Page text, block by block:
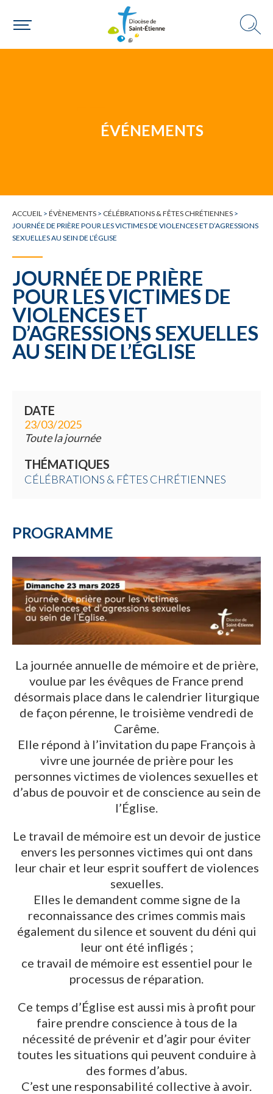
Une personne
ÉVÉNEMENTS
ACCUEIL > ÉVÈNEMENTS > CÉLÉBRATIONS & FÊTES CHRÉTIENNES >
JOURNÉE DE PRIÈRE POUR LES VICTIMES DE VIOLENCES ET D’AGRESSIONS
SEXUELLES AU SEIN DE L’ÉGLISE
JOURNÉE DE PRIÈRE
POUR LES VICTIMES DE
VIOLENCES ET
D’AGRESSIONS SEXUELLES
AU SEIN DE L’ÉGLISE
DATE
23/03/2025
Toute la journée
THÉMATIQUES
CÉLÉBRATIONS & FÊTES CHRÉTIENNES
PROGRAMME
La journée annuelle de mémoire et de prière,
voulue par les évêques de France prend
désormais place dans le calendrier liturgique
de façon pérenne, le troisième vendredi de
Carême.
Elle répond à l’invitation du pape François à
vivre une journée de prière pour les
personnes victimes de violences sexuelles et
d’abus de pouvoir et de conscience au sein de
l’Église.
Le travail de mémoire est un devoir de justice
envers les personnes victimes qui ont dans
leur chair et leur esprit souffert de violences
sexuelles.
Elles le demandent comme signe de la
reconnaissance des crimes commis mais
également du silence et souvent du déni qui
leur ont été infligés ;
ce travail de mémoire est essentiel pour le
processus de réparation.
Ce temps d’Église est aussi mis à profit pour
faire prendre conscience à tous de la
nécessité de prévenir et d’agir pour éviter
toutes les situations qui peuvent conduire à
des formes d’abus.
C’est une responsabilité collective à avoir.